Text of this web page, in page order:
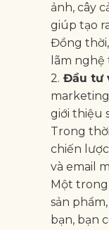
ảnh, cây
giúp tạo
Đồng
lãm
2. Đầu tư
giới thiệu
Trong
chiến
và email
Một
sản
bạn, bạn